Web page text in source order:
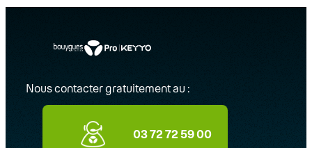
Nous contacter gratuitement au :
03 72 72 59 00